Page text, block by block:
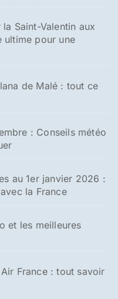
Saint-Valentin aux
ultime pour une
de Malé : tout ce
: Conseils météo
au 1er janvier 2026 :
la France
et les meilleures
France : tout savoir